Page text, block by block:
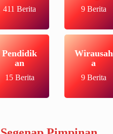
411 Berita 9 Berita
Pendidik
an
15 Berita
Wirausah
a
9 Berita